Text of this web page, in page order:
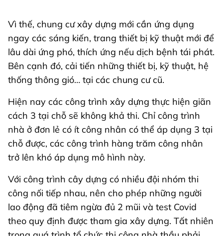
Vì thế, chung cư xây dựng mới cần ứng dụng
ngay các sáng kiến, trang thiết bị kỹ thuật mới để
lâu dài ứng phó, thích ứng nếu dịch bệnh tái phát.
Bên cạnh đó, cải tiến những thiết bị, kỹ thuật, hệ
thống thông gió… tại các chung cư cũ.
Hiện nay các công trình xây dựng thực hiện giãn
cách 3 tại chỗ sẽ không khả thi. Chỉ công trình
nhà ở đơn lẻ có ít công nhân có thể áp dụng 3 tại
chỗ được, các công trình hàng trăm công nhân
trở lên khó áp dụng mô hình này.
Với công trình cây dựng có nhiều đội nhóm thi
công nối tiếp nhau, nên cho phép những người
lao động đã tiêm ngừa đủ 2 mũi và test Covid
theo quy định được tham gia xây dựng. Tất nhiên